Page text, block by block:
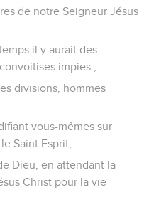
de notre Seigneur Jésus
il y aurait des
impies ;
divisions, hommes
vous-mêmes sur
Saint Esprit,
Dieu, en attendant la
Christ pour la vie